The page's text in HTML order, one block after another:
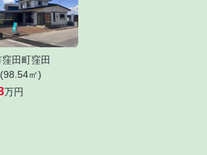
田町窪田
㎡)
万円